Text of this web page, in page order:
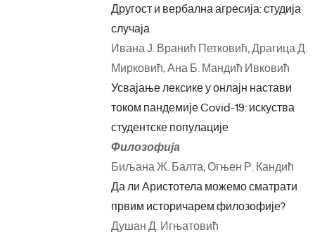
Другост и вербална агресија: студија
случаја
Ивана Ј. Вранић Петковић, Драгица Д.
Мирковић, Ана Б. Мандић Ивковић
Усвајање лексике у онлајн настави
током пандемије Covid-19: искуства
студентске популације
Филозофија
Биљана Ж. Балта, Огњен Р. Кандић
Да ли Аристотела можемо сматрати
првим историчарем филозофије?
Душан Д. Игњатовић